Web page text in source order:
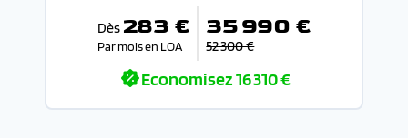
Dès 283 €
Par mois en LOA
35 990 €
52 300 €
Economisez16 310 €